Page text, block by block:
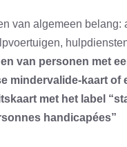
van algemeen belang:
van personen met
mindervalide-kaart of
met het label
handicapées”